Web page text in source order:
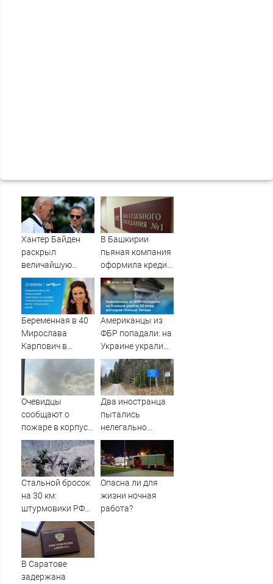
Хантер Байден
раскрыл
величайшую
ошибку своего
отца: бездействие
против Трампа
В Башкирии
пьяная компания
оформила кредит
на знакомого
Беременная в 40
Мирослава
Карпович в
гольфах показала
домашние фото:
только для мужа
Американцы из
ФБР попадали: на
Украине украли
42 млрд долларов
помощи Запада
Очевидцы
сообщают о
пожаре в корпусе
ТГСХА
Два иностранца
пытались
нелегально
перейти границу с
Финляндией
Стальной бросок
на 30 км:
штурмовики РФ
ломают хребет
ВСУ в ДНР
Опасна ли для
жизни ночная
работа?
В Саратове
задержана